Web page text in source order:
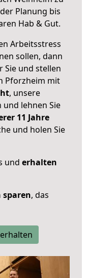
Planung bis
Hab & Gut.
Arbeitsstress
sollen, dann
Sie und stellen
Pforzheim mit
, unsere
und lehnen Sie
11 Jahre
und holen Sie
und erhalten
sparen, das